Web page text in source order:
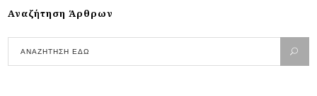
Αναζήτηση Άρθρων